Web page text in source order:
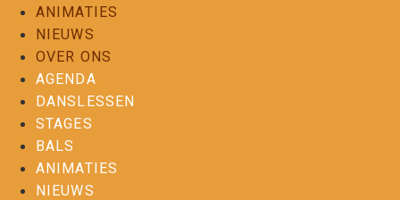
ANIMATIES
NIEUWS
OVER ONS
AGENDA
DANSLESSEN
STAGES
BALS
ANIMATIES
NIEUWS